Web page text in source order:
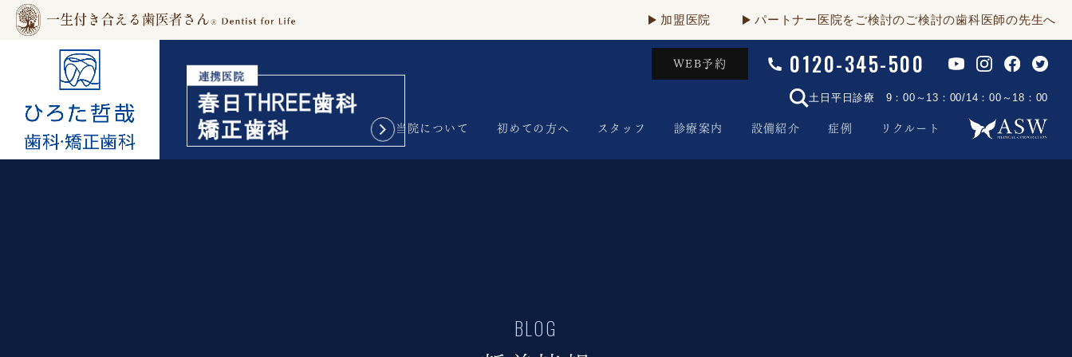
加盟医院 パートナー医院をご検討のご検討の歯科医師の先生へ
WEB予約 0120-345-500
土日平日診療 9：00～13：00/14：00～18：00
当院について 初めての方へ スタッフ 診療案内 設備紹介 症例 リクルート
BLOG